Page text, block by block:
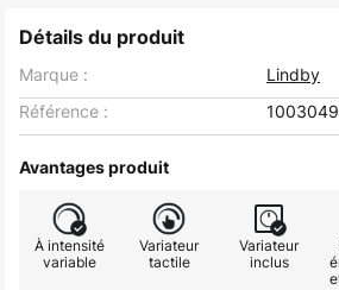
Détails du produit
Marque :
Lindby
Référence :
Avantages produit
À intensité
variable
Variateur
tactile
Variateur
inclus